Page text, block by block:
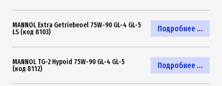
Подробнее ...
MANNOL Extra Getriebeoel 75W-90 GL-4 GL-5
LS (код 8103)
Подробнее ...
MANNOL TG-2 Hypoid 75W-90 GL-4 GL-5
(код 8112)